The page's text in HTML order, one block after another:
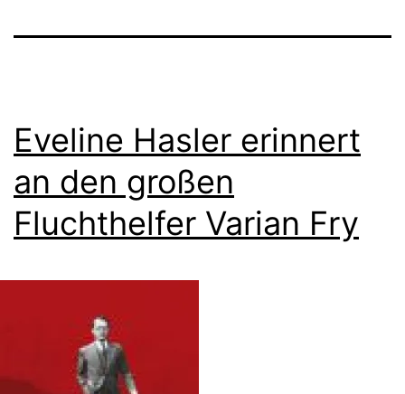
Eveline Hasler erinnert
an den großen
Fluchthelfer Varian Fry